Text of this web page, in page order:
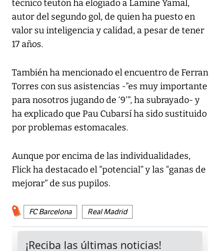
técnico teutón ha elogiado a Lamine Yamal,
autor del segundo gol, de quien ha puesto en
valor su inteligencia y calidad, a pesar de tener
17 años.
También ha mencionado el encuentro de Ferran
Torres con sus asistencias -”es muy importante
para nosotros jugando de ‘9’”, ha subrayado- y
ha explicado que Pau Cubarsí ha sido sustituido
por problemas estomacales.
Aunque por encima de las individualidades,
Flick ha destacado el “potencial” y las “ganas de
mejorar” de sus pupilos.
FC Barcelona Real Madrid